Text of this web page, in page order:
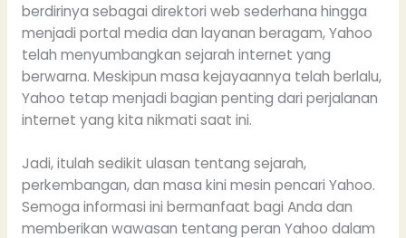
berdirinya sebagai direktori web sederhana hingga
menjadi portal media dan layanan beragam, Yahoo
telah menyumbangkan sejarah internet yang
berwarna. Meskipun masa kejayaannya telah berlalu,
Yahoo tetap menjadi bagian penting dari perjalanan
internet yang kita nikmati saat ini.
Jadi, itulah sedikit ulasan tentang sejarah,
perkembangan, dan masa kini mesin pencari Yahoo.
Semoga informasi ini bermanfaat bagi Anda dan
memberikan wawasan tentang peran Yahoo dalam